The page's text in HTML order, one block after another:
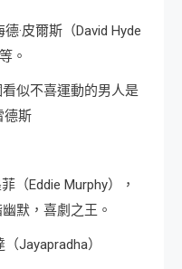
·皮爾斯（David Hyde
。
似不喜運動的男人是
德斯
（Eddie Murphy），
默，喜劇之王。
Jayapradha）